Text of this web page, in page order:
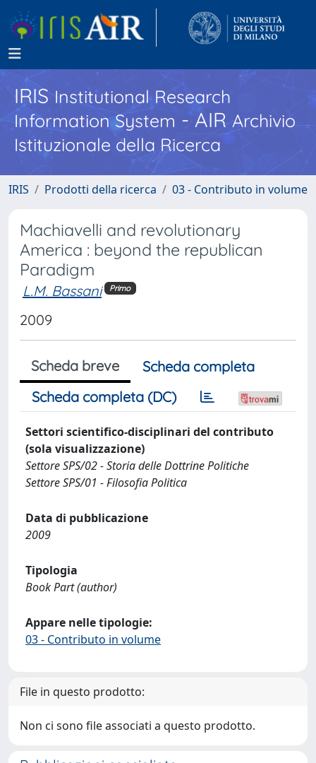
IRISInstitutional Research
Information System - AIR Archivio
Istituzionale della Ricerca
IRIS Prodotti della ricerca 03 - Contributo in volume
Machiavelli and revolutionary
America : beyond the republican
Paradigm
L.M. Bassani Primo
2009
Scheda breve
Scheda completa
Scheda completa (DC)
Settori scientifico-disciplinari del contributo
(sola visualizzazione)
Settore SPS/02 - Storia delle Dottrine Politiche
Settore SPS/01 - Filosofia Politica
Data di pubblicazione
2009
Tipologia
Book Part (author)
Appare nelle tipologie:
03 - Contributo in volume
File in questo prodotto:
Non ci sono file associati a questo prodotto.